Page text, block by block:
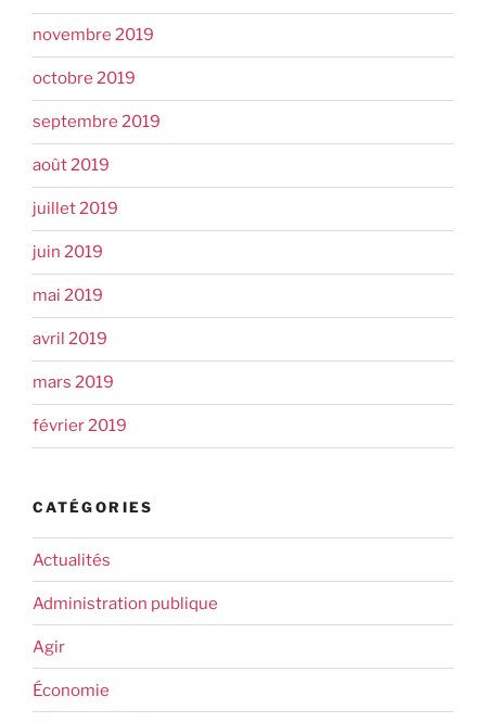
novembre 2019
octobre 2019
septembre 2019
août 2019
juillet 2019
juin 2019
mai 2019
avril 2019
mars 2019
février 2019
CATÉGORIES
Actualités
Administration publique
Agir
Économie